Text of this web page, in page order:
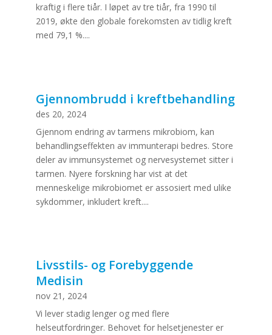
kraftig i flere tiår. I løpet av tre tiår, fra 1990 til
2019, økte den globale forekomsten av tidlig kreft
med 79,1 %....
Gjennombrudd i kreftbehandling
des 20, 2024
Gjennom endring av tarmens mikrobiom, kan
behandlingseffekten av immunterapi bedres. Store
deler av immunsystemet og nervesystemet sitter i
tarmen. Nyere forskning har vist at det
menneskelige mikrobiomet er assosiert med ulike
sykdommer, inkludert kreft....
Livsstils- og Forebyggende
Medisin
nov 21, 2024
Vi lever stadig lenger og med flere
helseutfordringer. Behovet for helsetjenester er